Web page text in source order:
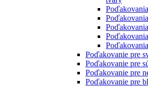
Poďakovanie pre
Poďakovanie pre
Poďakovanie pre
Poďakovanie pre